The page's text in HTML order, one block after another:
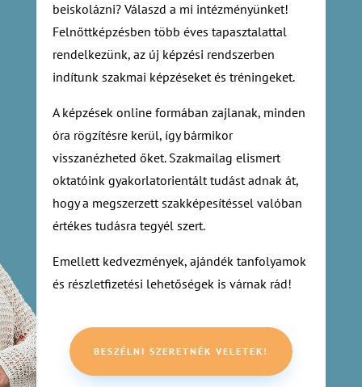
beiskolázni? Válaszd a mi intézményünket!
Felnőttképzésben több éves tapasztalattal
rendelkezünk, az új képzési rendszerben
indítunk szakmai képzéseket és tréningeket.
A képzések online formában zajlanak, minden
óra rögzítésre kerül, így bármikor
visszanézheted őket. Szakmailag elismert
oktatóink gyakorlatorientált tudást adnak át,
hogy a megszerzett szakképesítéssel valóban
értékes tudásra tegyél szert.
Emellett kedvezmények, ajándék tanfolyamok
és részletfizetési lehetőségek is várnak rád!
BESZÉLNI SZERETNÉK VELETEK!